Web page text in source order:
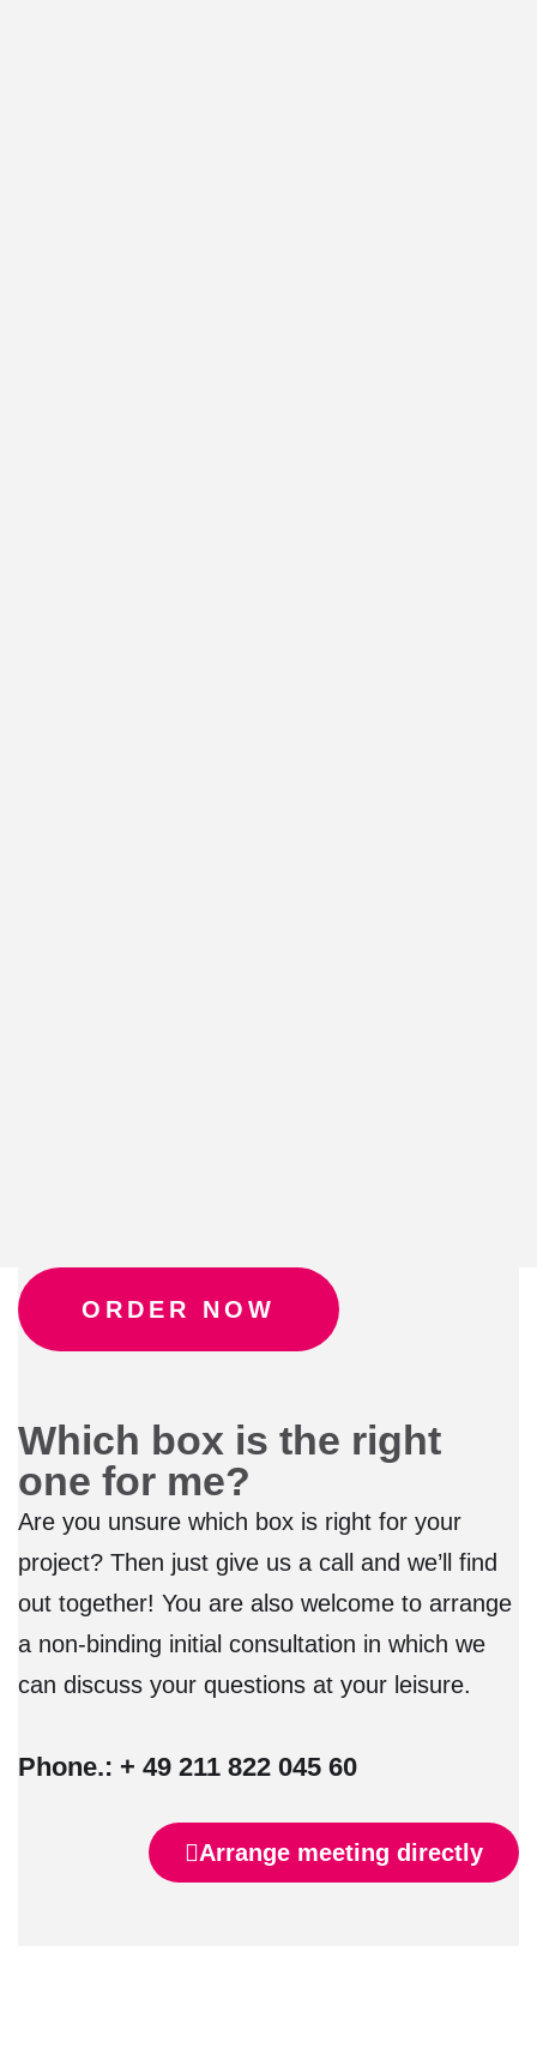
ORDER NOW
Which box is the right
one for me?
Are you unsure which box is right for your
project? Then just give us a call and we’ll find
out together! You are also welcome to arrange
a non-binding initial consultation in which we
can discuss your questions at your leisure.
Phone.: + 49 211 822 045 60
Arrange meeting directly